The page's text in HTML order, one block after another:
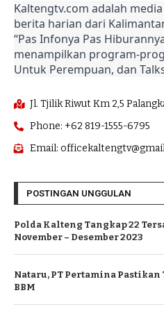
Kaltengtv.com adalah
berita harian dari
“Pas Infonya Pas
menampilkan program-
Untuk Perempuan, dan
Jl. Tjilik Riwut Km 2,5
Phone: +62 819-1555-6795
Email:
POSTINGAN UNGGULAN
Polda Kalteng Tangkap 22
November – Desember 2023
Nataru, PT Pertamina
BBM